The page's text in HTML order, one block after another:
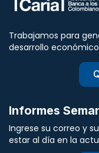
Trabajamos para
desarrollo
Informes
Ingrese su correo y
estar al día en la